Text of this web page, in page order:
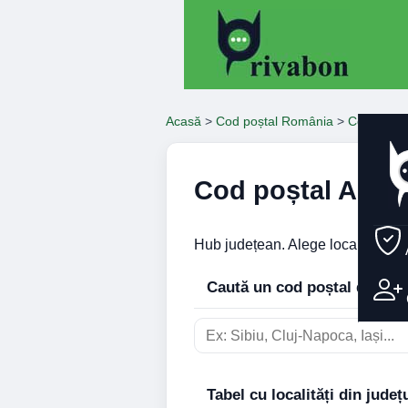
Acasă > Cod poștal România > Coduri
Cod poștal
Hub județean. Alege localitatea
Caută un cod poștal din
Tabel cu localități din